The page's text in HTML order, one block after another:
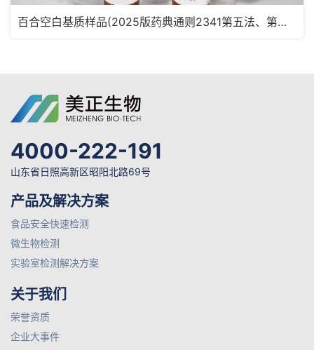
百合空白基质样品(2025版药典通则2341第五法、第六法)MRM2180
4000-222-191
山东省日照高新区昭阳北路69号
产品及解决方案
食品安全快速检测
微生物检测
实验室检测解决方案
关于我们
荣誉资质
企业大事件